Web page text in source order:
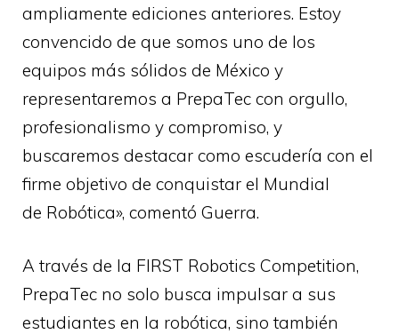
ampliamente ediciones anteriores. Estoy
convencido de que somos uno de los
equipos más sólidos de México y
representaremos a PrepaTec con orgullo,
profesionalismo y compromiso, y
buscaremos destacar como escudería con el
firme objetivo de conquistar el Mundial
de Robótica», comentó Guerra.
A través de la FIRST Robotics Competition,
PrepaTec no solo busca impulsar a sus
estudiantes en la robótica, sino también